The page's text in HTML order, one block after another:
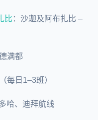
比 ：沙迦及阿布扎比 –
满都
每日1–3班）
哈、迪拜航线